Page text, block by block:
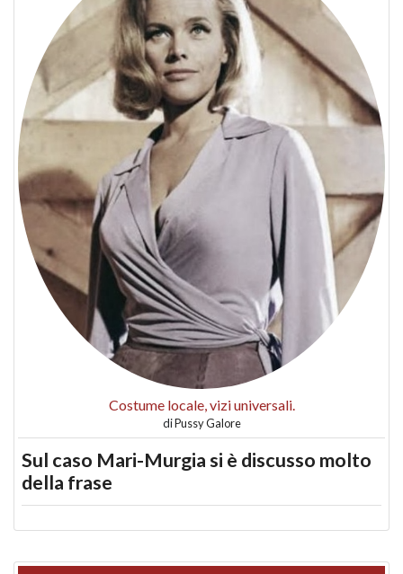
Costume locale, vizi universali.
diPussy Galore
Sul caso Mari-Murgia si è discusso molto
della frase